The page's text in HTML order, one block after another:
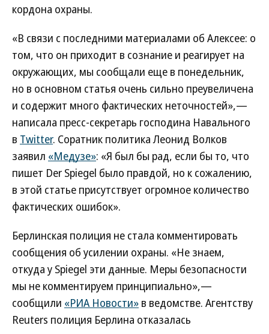
кордона охраны.
«В связи с последними материалами об Алексее: о
том, что он приходит в сознание и реагирует на
окружающих, мы сообщали еще в понедельник,
но в основном статья очень сильно преувеличена
и содержит много фактических неточностей»,—
написала пресс-секретарь господина Навального
в Twitter. Соратник политика Леонид Волков
заявил «Медузе»: «Я был бы рад, если бы то, что
пишет Der Spiegel было правдой, но к сожалению,
в этой статье присутствует огромное количество
фактических ошибок».
Берлинская полиция не стала комментировать
сообщения об усилении охраны. «Не знаем,
откуда у Spiegel эти данные. Меры безопасности
мы не комментируем принципиально»,—
сообщили «РИА Новости» в ведомстве. Агентству
Reuters полиция Берлина отказалась